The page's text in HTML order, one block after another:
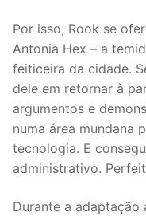
Por isso, Rook se
Antonia Hex – a
feiticeira da cidade.
dele em retornar à
argumentos e
numa área mundana
tecnologia. E
administrativo.
Durante a adaptação